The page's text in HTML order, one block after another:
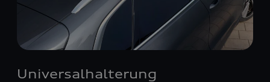
Universalhalterung